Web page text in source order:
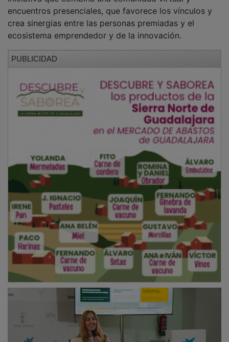
Las empresas más innovadoras y con mayor potencial de
Castilla-La Mancha
Además de Turicleta, en el evento han participado el
resto de startups finalistas en Castilla-La Mancha, que
han tenido la oportunidad de presentar sus proyectos:
: es una plataforma tecnológica de
eficiencia energética que democratiza el acceso
a los Certificados de Ahorro Energético (CAE)
mediante automatización, IA y un modelo B2B2C.